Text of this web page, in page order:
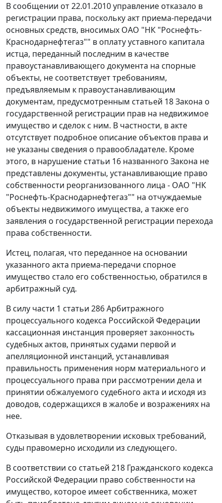
В сообщении от 22.01.2010 управление отказало в
регистрации права, поскольку акт приема-передачи
основных средств, вносимых ОАО "НК "Роснефть-
Краснодарнефтегаз"" в оплату уставного капитала
истца, переданный последним в качестве
правоустанавливающего документа на спорные
объекты, не соответствует требованиям,
предъявляемым к правоустанавливающим
документам, предусмотренным статьей 18Закона о
государственной регистрации прав на недвижимое
имущество и сделок с ним. В частности, в акте
отсутствует подробное описание объектов права и
не указаны сведения о правообладателе. Кроме
этого, в нарушение статьи 16 названного Закона не
представлены документы, устанавливающие право
собственности реорганизованного лица - ОАО "НК
"Роснефть-Краснодарнефтегаз"" на отчуждаемые
объекты недвижимого имущества, а также его
заявления о государственной регистрации перехода
права собственности.
Истец, полагая, что переданное на основании
указанного акта приема-передачи спорное
имущество стало его собственностью, обратился в
арбитражный суд.
В силу части 1 статьи 286Арбитражного
процессуального кодекса Российской Федерации
кассационная инстанция проверяет законность
судебных актов, принятых судами первой и
апелляционной инстанций, устанавливая
правильность применения норм материального и
процессуального права при рассмотрении дела и
принятии обжалуемого судебного акта и исходя из
доводов, содержащихся в жалобе и возражениях на
нее.
Отказывая в удовлетворении исковых требований,
суды правомерно исходили из следующего.
В соответствии со статьей 218 Гражданского кодекса
Российской Федерации право собственности на
имущество, которое имеет собственника, может